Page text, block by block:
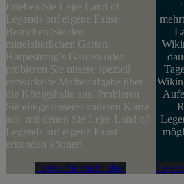
Erleben Sie Lejre Land of
Legends auf eigene Faust:
Besuchen Sie den
mittelalterlichen Garten
Harpestreng’s Garden oder
probieren Sie unsere speziell
entwickelte Matheaufgabe über
die Königshalle aus. Probieren
Sie einige unserer anderen Kurse
aus, mit denen Sie Lejre Land of
Legends auf eigene Faust
erkunden können.
Lesen Sie mehr über